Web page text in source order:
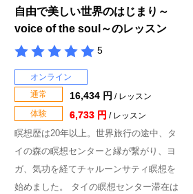
自由で美しい世界のはじまり～
voice of the soul～のレッスン
5
オンライン
通常
16,434 円 / レッスン
体験
6,733 円 / レッスン
瞑想歴は20年以上。世界旅行の途中、タ
イの森の瞑想センターと縁が繋がり、ヨ
ガ、気功を経てチャルーンサティ瞑想を
始めました。 タイの瞑想センター滞在は